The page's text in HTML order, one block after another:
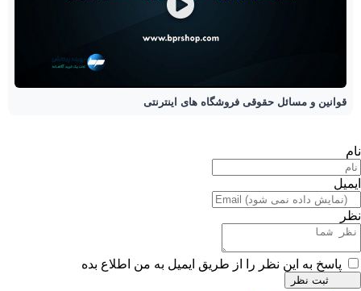
قوانین و مسائل حقوقی فروشگاه های اینترنتی
نام
ایمیل
نظر
پاسخ به این نظر را از طریق ایمیل به من اطلاع بده